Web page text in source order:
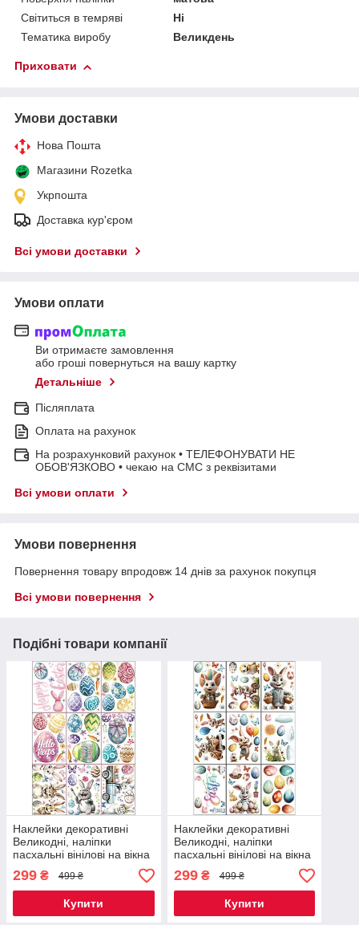
Світиться в темряві
Ні
Тематика виробу
Великдень
Приховати
Умови доставки
Нова Пошта
Магазини Rozetka
Укрпошта
Доставка кур'єром
Всі умови доставки
Умови оплати
Ви отримаєте замовлення
або гроші повернуться на вашу картку
Детальніше
Післяплата
Оплата на рахунок
На розрахунковий рахунок • ТЕЛЕФОНУВАТИ НЕ
ОБОВ'ЯЗКОВО • чекаю на СМС з реквізитами
Всі умови оплати
Умови повернення
Повернення товару впродовж 14 днів за рахунок покупця
Всі умови повернення
Подібні товари компанії
Наклейки декоративні
Великодні, наліпки
пасхальні вінілові на вікна
комплект з 9 листів Дизайн
№1 Код 00-0842
299 ₴ 499 ₴
Купити
Наклейки декоративні
Великодні, наліпки
пасхальні вінілові на вікна
комплект з 9 листів Дизайн
№2 Код 00-0843
299₴ 499 ₴
Купити